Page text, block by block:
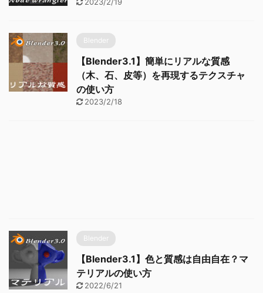
Blender
【Blender3.1】簡単にリアルな質感
（木、石、皮等）を再現するテクスチャ
の使い方
2023/2/18
Blender
【Blender3.1】色と質感は自由自在？マ
テリアルの使い方
2022/6/21